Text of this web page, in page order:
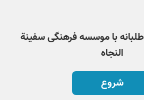
با موسسه فرهنگی سفینة
النجاه
شروع